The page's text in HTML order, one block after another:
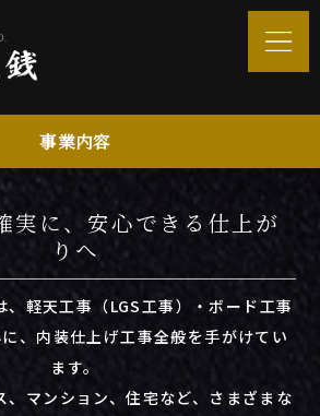
事業内容
実に、安心できる仕上が
りへ
軽天工事（LGS工事）・ボード工事
に、 内装仕上げ工事全般を手がけてい
ます。
マンション、住宅など、 さまざま な